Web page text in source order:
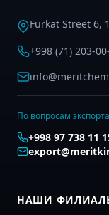
Furkat Street 6,
+998 (71) 203-
По вопросам
+998 97 738 11
НАШИ